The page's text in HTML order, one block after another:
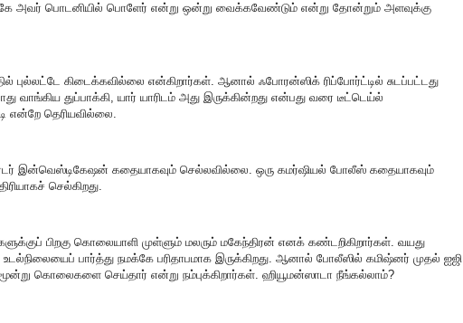
அவர் பொடனியில் பொளேர் என்று ஒன்று வைக்கவேண்டும் என்று தோன்றும் அளவுக்கு
புல்லட்டே கிடைக்கவில்லை என்கிறார்கள். ஆனால் ஃபோரன்ஸிக் ரிப்போர்ட்டில் சுடப்பட்டது
வாங்கிய துப்பாக்கி, யார் யாரிடம் அது இருக்கின்றது என்பது வரை டீட்டெய்ல்
என்றே தெரியவில்லை.
இன்வெஸ்டிகேஷன் கதையாகவும் செல்லவில்லை. ஒரு கமர்ஷியல் போலீஸ் கதையாகவும்
செல்கிறது.
பிறகு கொலையாளி முள்ளும் மலரும் மகேந்திரன் எனக் கண்டறிகிறார்கள். வயது
உடல்நிலையைப் பார்த்து நமக்கே பரிதாபமாக இருக்கிறது. ஆனால் போலீஸில் கமிஷ்னர் முதல் ஐஜி
கொலைகளை செய்தார் என்று நம்புக்கிறார்கள். ஹியூமன்ஸாடா நீங்கல்லாம்?